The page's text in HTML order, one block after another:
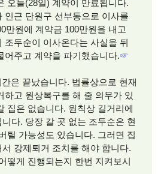
오늘(28일) 계약이 만료됩니다.
인근 단원구 선부동으로 이사를
만원에 계약금 100만원을 내고
조두순이 이사온다는 사실을 뒤
어주고 계약을 파기했습니다.☞
은 끝났습니다. 법률상으로 현재
하고 원상복구를 해 줄 의무가 있
집은 없습니다. 원칙상 길거리에
다. 당장 갈 곳 없는 조두순은 현
틸 가능성도 있습니다. 그러면 집
강제퇴거 조치를 해야 합니다.
떻게 진행되는지 한번 지켜보시